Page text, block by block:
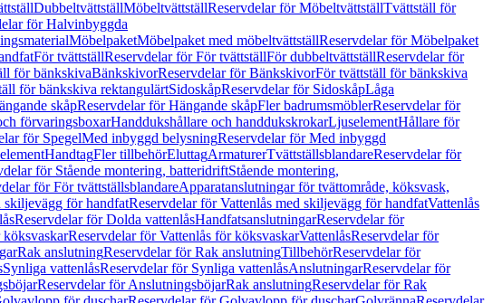
DubbeltvättställMöbeltvättställReservdelar för MöbeltvättställTvättställ för
för Halvinbyggda
MöbelpaketMöbelpaket med möbeltvättställReservdelar för Möbelpaket
För tvättställReservdelar för För tvättställFör dubbeltvättställReservdelar för
för bänkskivaBänkskivorReservdelar för BänkskivorFör tvättställ för bänkskiva
för bänkskiva rektangulärtSidoskåpReservdelar för SidoskåpLåga
skåpReservdelar för Hängande skåpFler badrumsmöblerReservdelar för
förvaringsboxarHanddukshållare och handdukskrokarLjuselementHållare för
för SpegelMed inbyggd belysningReservdelar för Med inbyggd
HandtagFler tillbehörEluttagArmaturerTvättställsblandareReservdelar för
för Stående montering, batteridriftStående montering,
för För tvättställsblandareApparatanslutningar för tvättområde, köksvask,
skiljevägg för handfatReservdelar för Vattenlås med skiljevägg för handfatVattenlås
Reservdelar för Dolda vattenlåsHandfatsanslutningarReservdelar för
köksvaskarReservdelar för Vattenlås för köksvaskarVattenlåsReservdelar för
Rak anslutningReservdelar för Rak anslutningTillbehörReservdelar för
Synliga vattenlåsReservdelar för Synliga vattenlåsAnslutningarReservdelar för
Reservdelar för AnslutningsböjarRak anslutningReservdelar för Rak